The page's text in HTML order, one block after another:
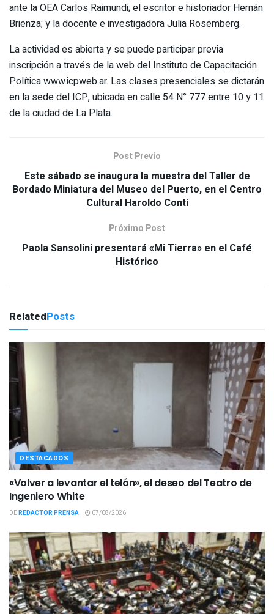
ante la OEA Carlos Raimundi; el escritor e historiador Hernán
Brienza; y la docente e investigadora Julia Rosemberg.
La actividad es abierta y se puede participar previa
inscripción a través de la web del Instituto de Capacitación
Política www.icpweb.ar. Las clases presenciales se dictarán
en la sede del ICP, ubicada en calle 54 N° 777 entre 10 y 11
de la ciudad de La Plata.
Post Previo
Este sábado se inaugura la muestra del Taller de
Bordado Miniatura del Museo del Puerto, en el Centro
Cultural Haroldo Conti
Próximo Post
Paola Sansolini presentará «Mi Tierra» en el Café
Histórico
RelatedPosts
DESTACADOS
«Volver a levantar el telón», el deseo del Teatro de
Ingeniero White
DEREDACTOR PRENSA 07/08/2026